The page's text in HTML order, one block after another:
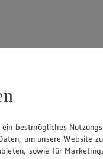
Dr. Dirk
bestmögliches
um unsere Website zu
sowie für